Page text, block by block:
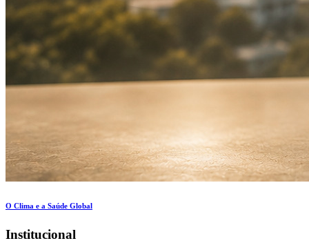
O Clima e a Saúde Global
Institucional